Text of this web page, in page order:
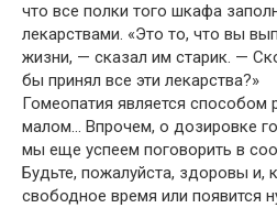
что все полки того шкафа
лекарствами. «Это то, что вы
жизни, — сказал им старик. —
бы принял все эти лекарства?»
Гомеопатия является способом
малом… Впрочем, о дозировке
мы еще успеем поговорить в
Будьте, пожалуйста, здоровы и,
свободное время или появится